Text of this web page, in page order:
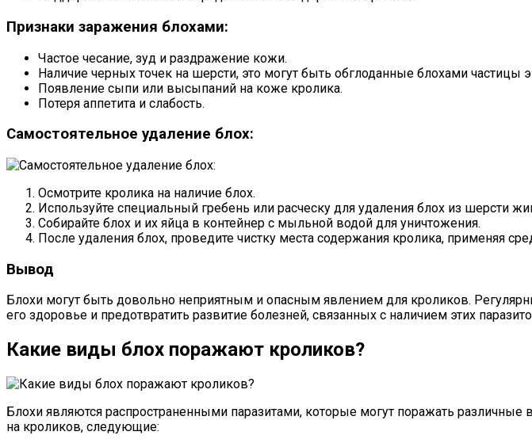
Признаки заражения блохами:
Частое чесание, зуд и раздражение кожи.
Наличие черных точек на шерсти, это могут быть обглоданные блохами частицы
Появление сыпи или высыпаний на коже кролика.
Потеря аппетита и слабость.
Самостоятельное удаление блох:
Осмотрите кролика на наличие блох.
Используйте специальный гребень или расческу для удаления блох из шерсти
Собирайте блох и их яйца в контейнер с мыльной водой для уничтожения.
После удаления блох, проведите чистку места содержания кролика, применяя
Вывод
Блохи могут быть довольно неприятным и опасным явлением для кроликов.
его здоровье и предотвратить развитие болезней, связанных с наличием этих
Какие виды блох поражают кроликов?
Блохи являются распространенными паразитами, которые могут поражать
на кроликов, следующие: